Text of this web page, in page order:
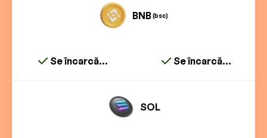
BNB(bsc)
Se încarcă... Se încarcă...
SOL